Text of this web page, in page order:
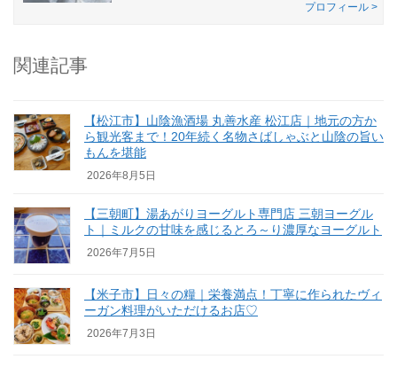
プロフィール >
関連記事
【松江市】山陰漁酒場 丸善水産 松江店｜地元の方か
ら観光客まで！20年続く名物さばしゃぶと山陰の旨い
もんを堪能
2026年8月5日
【三朝町】湯あがりヨーグルト専門店 三朝ヨーグル
ト｜ミルクの甘味を感じるとろ～り濃厚なヨーグルト
2026年7月5日
【米子市】日々の糧｜栄養満点！丁寧に作られたヴィ
ーガン料理がいただけるお店♡
2026年7月3日